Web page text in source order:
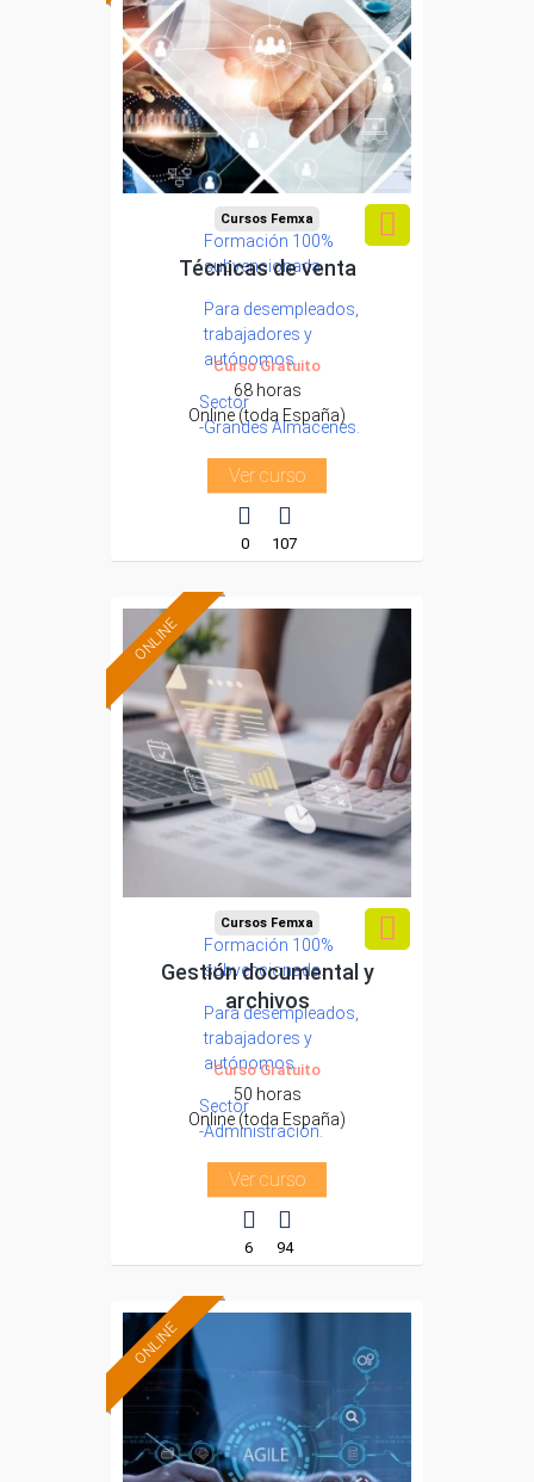
Formación 100%
subvencionada.
Para desempleados,
trabajadores y
autónomos.
Sector
-Grandes Almacenes.
Cursos Femxa
Técnicas de venta
Curso Gratuito
68 horas
Online (toda España)
Ver curso
0 107
ONLINE
Formación 100%
subvencionada.
Para desempleados,
trabajadores y
autónomos.
Sector
-Administración.
Cursos Femxa
Gestión documental y
archivos
Curso Gratuito
50 horas
Online (toda España)
Ver curso
6 94
ONLINE